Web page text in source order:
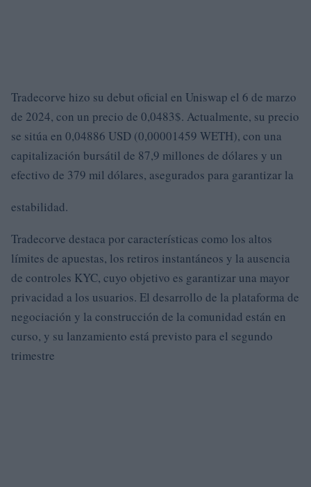
Tradecorve hizo su debut oficial en Uniswap el 6 de marzo
de 2024, con un precio de 0,0483$. Actualmente, su precio
se sitúa en 0,04886 USD (0,00001459 WETH), con una
capitalización bursátil de 87,9 millones de dólares y un
efectivo de 379 mil dólares, asegurados para garantizar la
estabilidad.
Tradecorve destaca por características como los altos
límites de apuestas, los retiros instantáneos y la ausencia
de controles KYC, cuyo objetivo es garantizar una mayor
privacidad a los usuarios. El desarrollo de la plataforma de
negociación y la construcción de la comunidad están en
curso, y su lanzamiento está previsto para el segundo
trimestre